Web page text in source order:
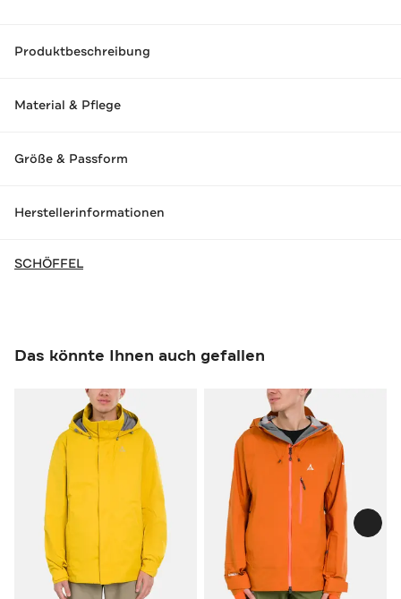
Produktbeschreibung
Material & Pflege
Größe & Passform
Herstellerinformationen
SCHÖFFEL
Das könnte Ihnen auch gefallen